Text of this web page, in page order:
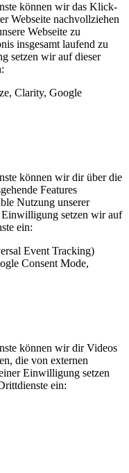
können wir das Klick-
Webseite nachvollziehen
Webseite zu
insgesamt laufend zu
setzen wir auf dieser
Clarity, Google
können wir dir über die
Features
Nutzung unserer
setzen wir auf
ein:
Event Tracking)
Consent Mode,
können wir dir Videos
die von externen
Einwilligung setzen
ein: